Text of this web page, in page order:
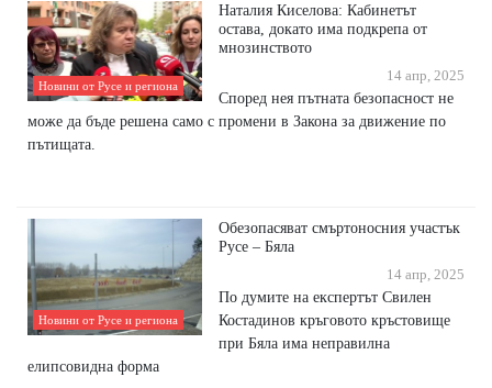
Новини от Русе и региона
Наталия Киселова: Кабинетът
остава, докато има подкрепа от
мнозинството
14 апр, 2025
Според нея пътната безопасност не
може да бъде решена само с промени в Закона за движение по
пътищата.
Новини от Русе и региона
Обезопасяват смъртоносния участък
Русе – Бяла
14 апр, 2025
По думите на експертът Свилен
Костадинов кръговото кръстовище
при Бяла има неправилна
елипсовидна форма